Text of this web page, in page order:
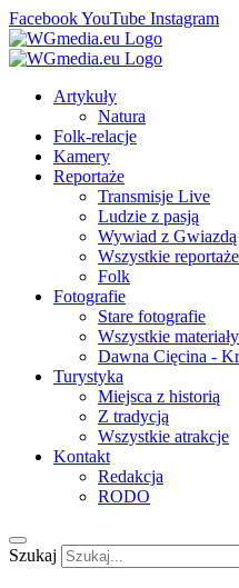
FacebookYouTube Instagram
Artykuły
Natura
Folk-relacje
Kamery
Reportaże
Transmisje Live
Ludzie z pasją
Wywiad z Gwiazdą
Wszystkie reportaże
Folk
Fotografie
Stare fotografie
Wszystkie materiały
Dawna Cięcina -
Turystyka
Miejsca z historią
Z tradycją
Wszystkie atrakcje
Kontakt
Redakcja
RODO
Szukaj